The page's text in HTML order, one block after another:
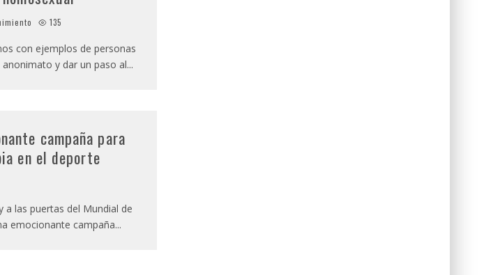
135
con ejemplos de personas
y dar un paso al...
campaña para
en el deporte
a las puertas del Mundial de
emocionante campaña...